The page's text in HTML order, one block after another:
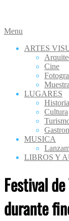
MANALI
Secondary
Menu
Menu
ARTES
Cine
LUGARES
Historia
Cultura
MUSICA
LIBROS Y
Festival
durante